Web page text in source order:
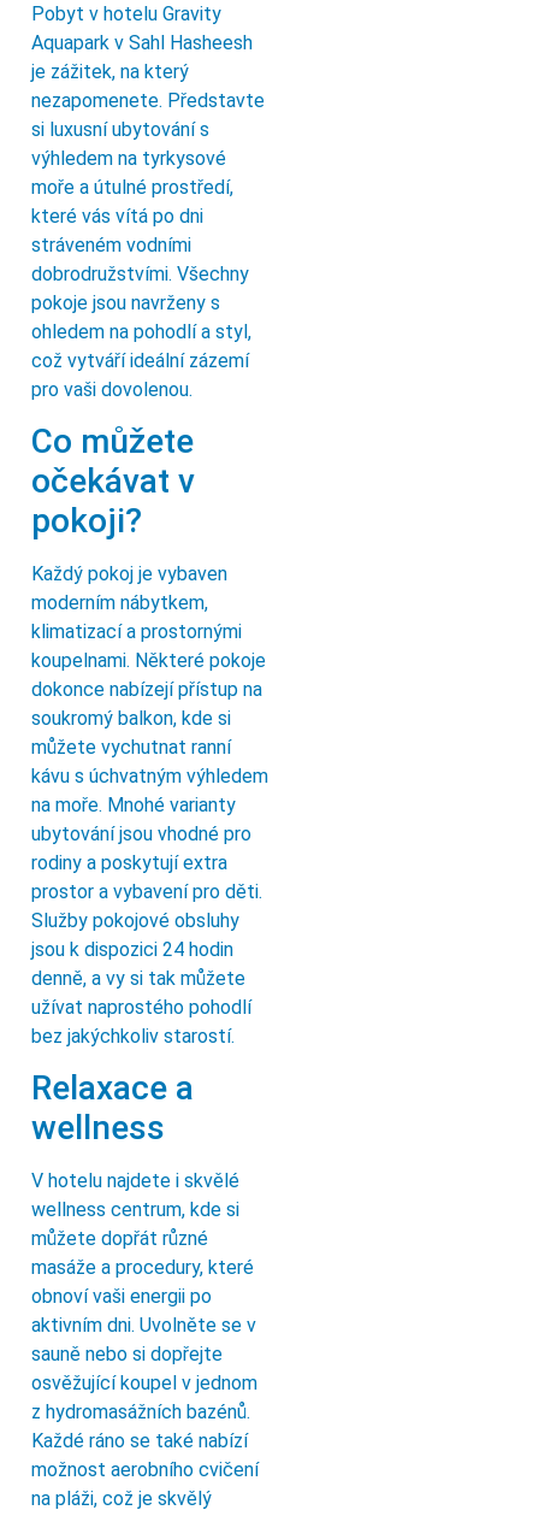
Pobyt v hotelu Gravity
Aquapark v Sahl Hasheesh
je zážitek, na který
nezapomenete. Představte
si luxusní ubytování s
výhledem na tyrkysové
moře a útulné prostředí,
které vás vítá po dni
stráveném vodními
dobrodružstvími. Všechny
pokoje jsou navrženy s
ohledem na pohodlí a styl,
což vytváří ideální zázemí
pro vaši dovolenou.
Co můžete
očekávat v
pokoji?
Každý pokoj je vybaven
moderním nábytkem,
klimatizací a prostornými
koupelnami. Některé pokoje
dokonce nabízejí přístup na
soukromý balkon, kde si
můžete vychutnat ranní
kávu s úchvatným výhledem
na moře. Mnohé varianty
ubytování jsou vhodné pro
rodiny a poskytují extra
prostor a vybavení pro děti.
Služby pokojové obsluhy
jsou k dispozici 24 hodin
denně, a vy si tak můžete
užívat naprostého pohodlí
bez jakýchkoliv starostí.
Relaxace a
wellness
V hotelu najdete i skvělé
wellness centrum, kde si
můžete dopřát různé
masáže a procedury, které
obnoví vaši energii po
aktivním dni. Uvolněte se v
sauně nebo si dopřejte
osvěžující koupel v jednom
z hydromasážních bazénů.
Každé ráno se také nabízí
možnost aerobního cvičení
na pláži, což je skvělý